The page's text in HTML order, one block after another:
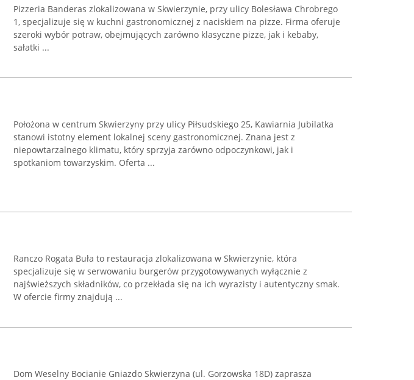
Pizzeria Banderas zlokalizowana w Skwierzynie, przy ulicy Bolesława Chrobrego
1, specjalizuje się w kuchni gastronomicznej z naciskiem na pizze. Firma oferuje
szeroki wybór potraw, obejmujących zarówno klasyczne pizze, jak i kebaby,
sałatki ...
Położona w centrum Skwierzyny przy ulicy Piłsudskiego 25, Kawiarnia Jubilatka
stanowi istotny element lokalnej sceny gastronomicznej. Znana jest z
niepowtarzalnego klimatu, który sprzyja zarówno odpoczynkowi, jak i
spotkaniom towarzyskim. Oferta ...
Ranczo Rogata Buła to restauracja zlokalizowana w Skwierzynie, która
specjalizuje się w serwowaniu burgerów przygotowywanych wyłącznie z
najświeższych składników, co przekłada się na ich wyrazisty i autentyczny smak.
W ofercie firmy znajdują ...
Dom Weselny Bocianie Gniazdo Skwierzyna (ul. Gorzowska 18D) zaprasza